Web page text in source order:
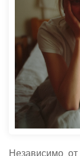
Независимо